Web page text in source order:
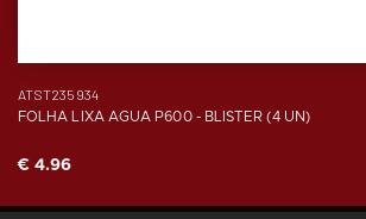
ATST235934
FOLHA LIXA AGUA P600 - BLISTER (4 UN)
€ 4.96